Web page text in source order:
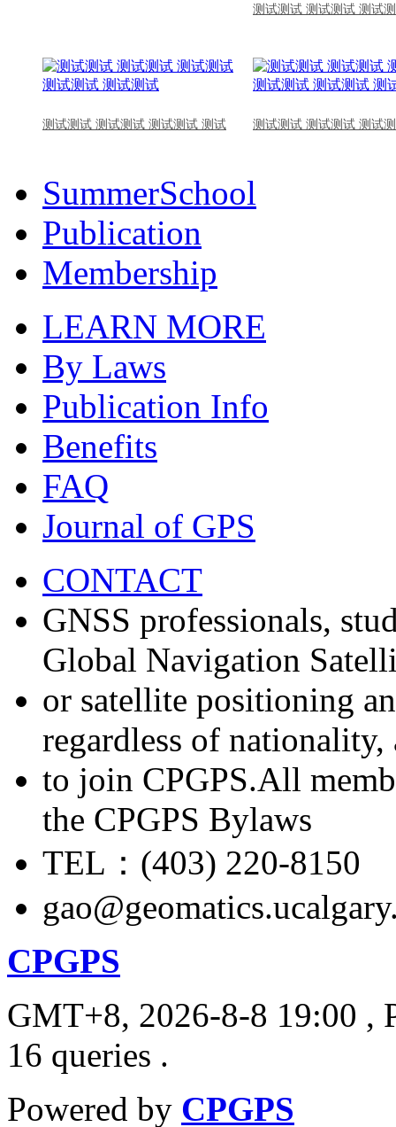
测试测试 测试测试 测试
测试测试 测试测试 测试测试 测试 测试测试 测试测试 测试
SummerSchool
Publication
Membership
LEARN MORE
By Laws
Publication Info
Benefits
FAQ
Journal of GPS
CONTACT
GNSS professionals,
Global Navigation
or satellite positioning
regardless of nationality,
to join CPGPS.All
the CPGPS Bylaws
TEL：(403) 220-8150
CPGPS
GMT+8, 2026-8-8 19:00 ,
16 queries .
Powered by CPGPS